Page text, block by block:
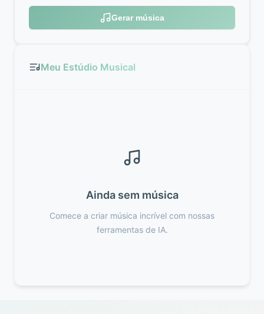
Gerar música
Meu Estúdio Musical
Ainda sem música
Comece a criar música incrível com nossas
ferramentas de IA.